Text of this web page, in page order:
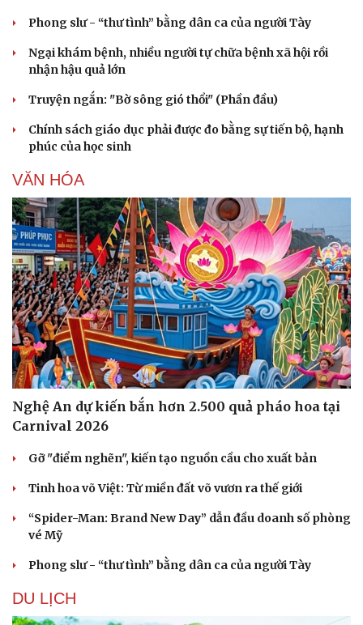
Phong slư - “thư tình” bằng dân ca của người Tày
Ngại khám bệnh, nhiều người tự chữa bệnh xã hội rồi
nhận hậu quả lớn
Truyện ngắn: "Bờ sông gió thổi" (Phần đầu)
Chính sách giáo dục phải được đo bằng sự tiến bộ, hạnh
phúc của học sinh
VĂN HÓA
Nghệ An dự kiến bắn hơn 2.500 quả pháo hoa tại
Carnival 2026
Gỡ "điểm nghẽn", kiến tạo nguồn cầu cho xuất bản
Tinh hoa võ Việt: Từ miền đất võ vươn ra thế giới
“Spider-Man: Brand New Day” dẫn đầu doanh số phòng
vé Mỹ
Phong slư - “thư tình” bằng dân ca của người Tày
DU LỊCH